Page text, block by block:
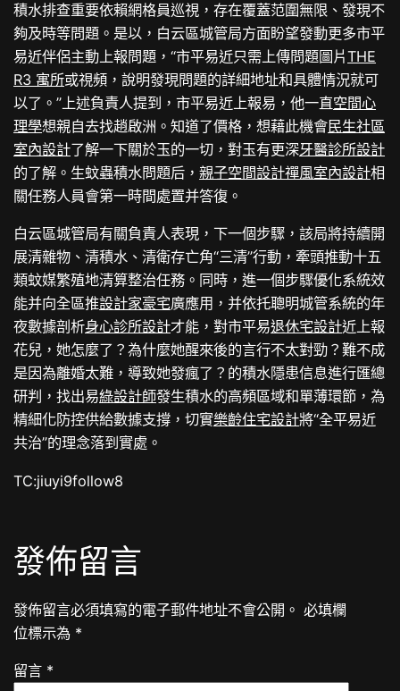
積水排查重要依賴網格員巡視，存在覆蓋范圍無限、發現不
夠及時等問題。是以，白云區城管局方面盼望發動更多市平
易近伴侶主動上報問題，“市平易近只需上傳問題圖片THE
R3 寓所或視頻，說明發現問題的詳細地址和具體情況就可
以了。”上述負責人提到，市平易近上報易，他一直空間心
理學想親自去找趙啟洲。知道了價格，想藉此機會民生社區
室內設計了解一下關於玉的一切，對玉有更深牙醫診所設計
的了解。生蚊蟲積水問題后，親子空間設計禪風室內設計相
關任務人員會第一時間處置并答復。
白云區城管局有關負責人表現，下一個步驟，該局將持續開
展清雜物、清積水、清衛存亡角“三清”行動，牽頭推動十五
類蚊媒繁殖地清算整治任務。同時，進一個步驟優化系統效
能并向全區推設計家豪宅廣應用，并依托聰明城管系統的年
夜數據剖析身心診所設計才能，對市平易退休宅設計近上報
花兒，她怎麼了？為什麼她醒來後的言行不太對勁？難不成
是因為離婚太難，導致她發瘋了？的積水隱患信息進行匯總
研判，找出易綠設計師發生積水的高頻區域和單薄環節，為
精細化防控供給數據支撐，切實樂齡住宅設計將“全平易近
共治”的理念落到實處。
TC:jiuyi9follow8
發佈留言
發佈留言必須填寫的電子郵件地址不會公開。 必填欄
位標示為 *
留言 *